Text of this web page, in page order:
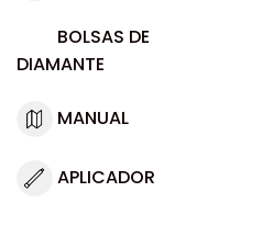
BOLSAS DE
DIAMANTE
MANUAL
APLICADOR